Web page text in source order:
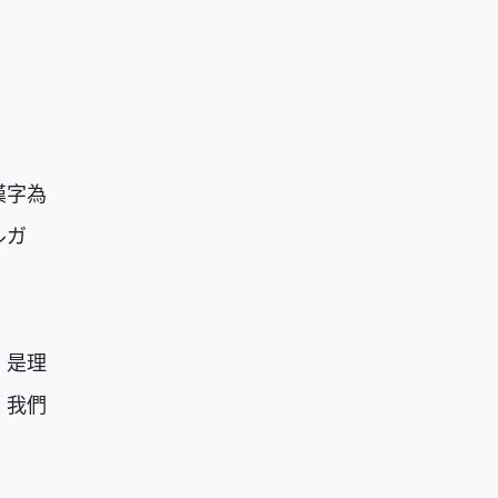
字為
ガ
是理
我們